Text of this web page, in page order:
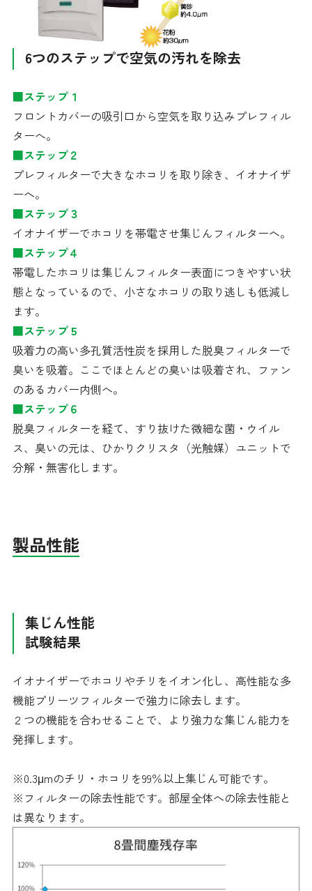
6つのステップで空気の汚れを除去
■ステップ１
フロントカバーの吸引口から空気を取り込みプレフィル
ターへ。
■ステップ２
プレフィルターで大きなホコリを取り除き、イオナイザ
ーへ。
■ステップ３
イオナイザーでホコリを帯電させ集じんフィルターへ。
■ステップ４
帯電したホコリは集じんフィルター表面につきやすい状
態となっているので、小さなホコリの取り逃しも低減し
ます。
■ステップ５
吸着力の高い多孔質活性炭を採用した脱臭フィルターで
臭いを吸着。ここでほとんどの臭いは吸着され、ファン
のあるカバー内側へ。
■ステップ６
脱臭フィルターを経て、すり抜けた微細な菌・ウイル
ス、臭いの元は、ひかりクリスタ（光触媒）ユニットで
分解・無害化します。
製品性能
集じん性能
試験結果
イオナイザーでホコリやチリをイオン化し、高性能な多
機能プリーツフィルターで強力に除去します。
２つの機能を合わせることで、より強力な集じん能力を
発揮します。
※0.3μmのチリ・ホコリを99％以上集じん可能です。
※フィルターの除去性能です。部屋全体への除去性能と
は異なります。